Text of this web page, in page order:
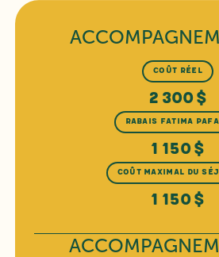
COÛT RÉEL
2 300 $
RABAIS FATIMA
1 150 $
COÛT MAXIMAL DU
1 150 $